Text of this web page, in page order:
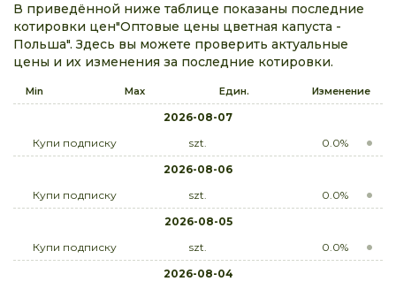
В приведённой ниже таблице показаны последние
котировки цен"Оптовые цены цветная капуста -
Польша". Здесь вы можете проверить актуальные
цены и их изменения за последние котировки.
Min Max Един. Изменение
2026-08-07
Купи подписку
szt.
0.0%
2026-08-06
Купи подписку
szt.
0.0%
2026-08-05
Купи подписку
szt.
0.0%
2026-08-04